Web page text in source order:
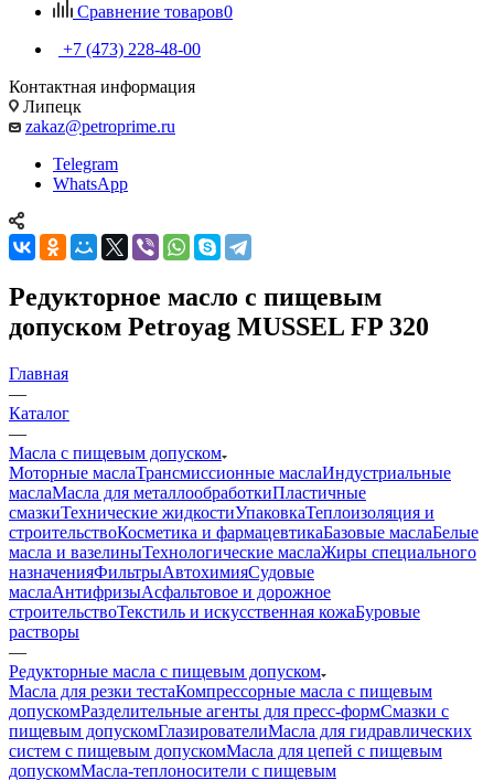
Сравнение товаров0
+7 (473) 228-48-00
Контактная информация
Липецк
zakaz@petroprime.ru
Telegram
WhatsApp
Редукторное масло с пищевым
допуском Petroyag MUSSEL FP 320
Главная
—
Каталог
—
Масла с пищевым допуском
Моторные маслаТрансмиссионные маслаИндустриальные
маслаМасла для металлообработкиПластичные
смазкиТехнические жидкостиУпаковкаТеплоизоляция и
строительствоКосметика и фармацевтикаБазовые маслаБелые
масла и вазелиныТехнологические маслаЖиры специального
назначенияФильтрыАвтохимияСудовые
маслаАнтифризыАсфальтовое и дорожное
строительствоТекстиль и искусственная кожаБуровые
растворы
—
Редукторные масла с пищевым допуском
Масла для резки тестаКомпрессорные масла с пищевым
допускомРазделительные агенты для пресс-формСмазки с
пищевым допускомГлазирователиМасла для гидравлических
систем с пищевым допускомМасла для цепей с пищевым
допускомМасла-теплоносители с пищевым